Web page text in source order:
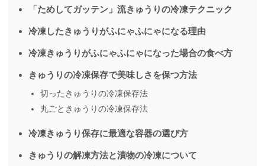
「ためしてガッテン」流きゅうりの冷凍テクニック
​冷凍したきゅうりがふにゃふにゃになる理由
​​冷凍きゅうりがふにゃふにゃになった場合の食べ方
きゅうりの冷凍保存で美味しさを保つ方法
​​切ったきゅうりの冷凍保存法
​​丸ごときゅうりの冷凍保存法
冷凍きゅうり保存に最適な容器の選び方
きゅうりの解凍方法と漬物の冷凍について